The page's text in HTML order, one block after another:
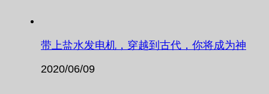
带上盐水发电机，穿越到古代，你将成为神
2020/06/09